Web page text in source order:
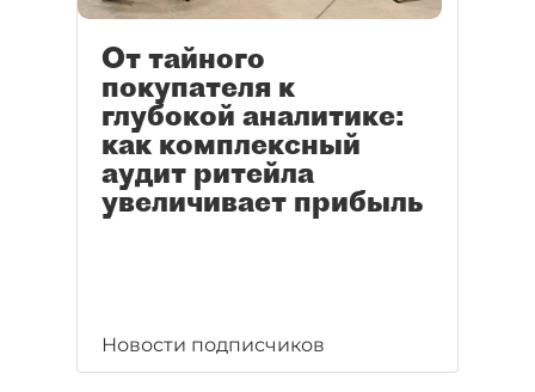
От тайного
покупателя к
глубокой аналитике:
как комплексный
аудит ритейла
увеличивает прибыль
Новости подписчиков